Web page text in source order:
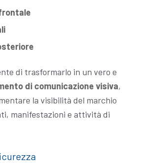
di trasformarlo in un vero e
di comunicazione visiva,
la visibilità del marchio
manifestazioni e attività di